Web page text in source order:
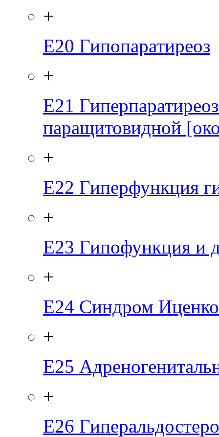
+
E20 Гипопаратиреоз
+
E21
паращитовидной
+
E22 Гиперфункция
+
E23 Гипофункция и
+
E24 Синдром
+
E25
+
E26